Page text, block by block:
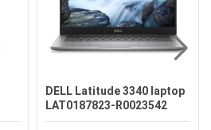
DELL Latitude 3340 laptop
LAT0187823-R0023542